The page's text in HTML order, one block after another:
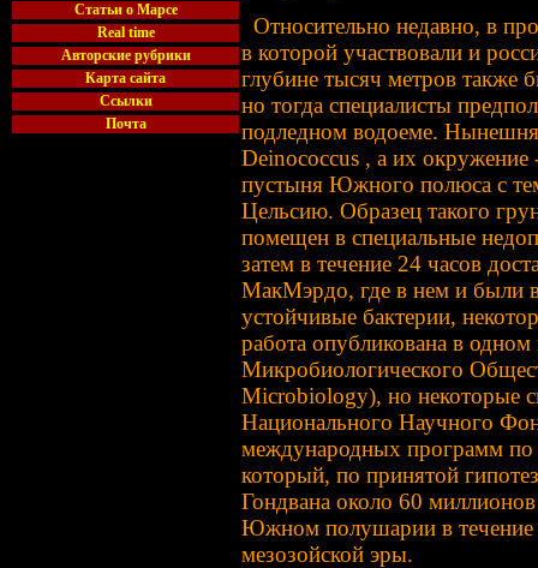
Статьи о Марсе
Real time
Авторские рубрики
Карта сайта
Ссылки
Почта
Относительно недавно, в
в которой участвовали и
глубине тысяч метров
но тогда специалисты
подледном водоеме.
Deinococcus , а их окружение
пустыня Южного полюса с
Цельсию. Образец такого
помещен в специальные
затем в течение 24 часов
МакМэрдо, где в нем и были
устойчивые бактерии,
работа опубликована в
Микробиологического
Microbiology), но некоторые
Национального Научного
международных программ по
который, по принятой
Гондвана около 60
Южном полушарии в течение
мезозойской эры.